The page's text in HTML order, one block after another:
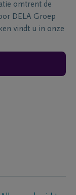
omtrent de
DELA Groep
vindt u in onze